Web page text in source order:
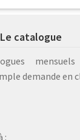
Le catalogue
demande en
: